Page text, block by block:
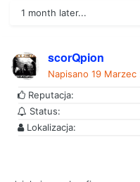
1 month later...
scorQpion
Napisano 19 Marzec
Reputacja:
Status:
Lokalizacja: